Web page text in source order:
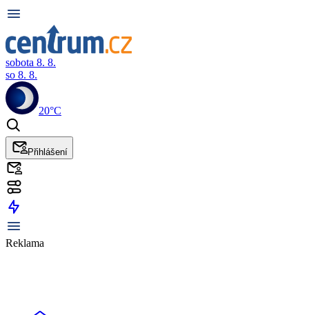
sobota 8. 8.
so 8. 8.
20°C
Přihlášení
Reklama